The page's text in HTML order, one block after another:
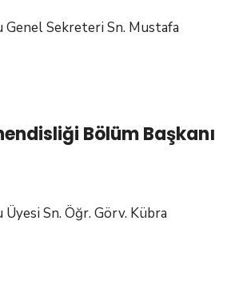
Sekreteri Sn. Mustafa
Bölüm Başkanı
Sn. Öğr. Görv. Kübra